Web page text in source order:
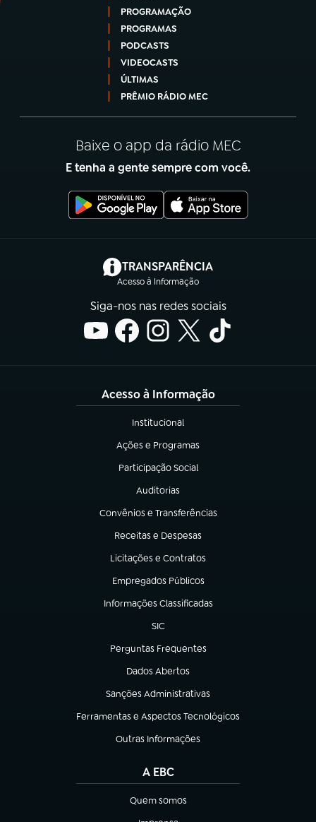
PROGRAMAÇÃO
PROGRAMAS
PODCASTS
VIDEOCASTS
ÚLTIMAS
PRÊMIO RÁDIO MEC
Baixe o app da rádio MEC
E tenha a gente sempre com você.
TRANSPARÊNCIA
Acesso à Informação
(abre em nova aba)
Siga-nos nas redes sociais
Acesso à Informação
Institucional
(abre em nova aba)
Ações e Programas
(abre em nova aba)
Participação Social
(abre em nova aba)
Auditorias
(abre em nova aba)
Convênios e Transferências
(abre em nova aba)
Receitas e Despesas
(abre em nova aba)
Licitações e Contratos
(abre em nova aba)
Empregados Públicos
(abre em nova aba)
Informações Classificadas
(abre em nova aba)
SIC
(abre em nova aba)
Perguntas Frequentes
(abre em nova aba)
Dados Abertos
(abre em nova aba)
Sanções Administrativas
(abre em nova aba)
Ferramentas e Aspectos Tecnológicos
(abre em nova aba)
Outras Informações
(abre em nova aba)
A EBC
Quem somos
(abre em nova aba)